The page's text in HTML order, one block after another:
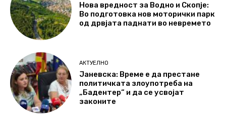
Нова вредност за Водно и Скопје:
Во подготовка нов моторички парк
од дрвјата паднати во невремето
АКТУЕЛНО
Јаневска: Време е да престане
политичката злоупотреба на
„Бадентер“ и да се усвојат
законите